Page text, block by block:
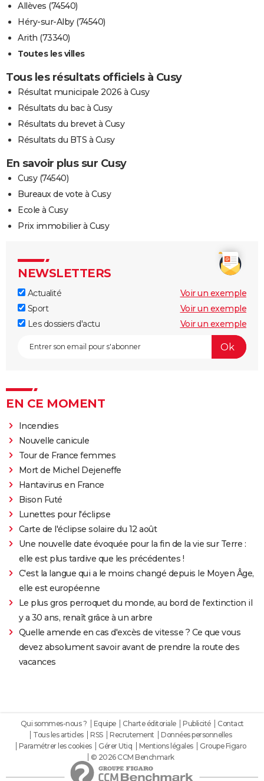
Allèves (74540)
Héry-sur-Alby (74540)
Arith (73340)
Toutes les villes
Tous les résultats officiels à Cusy
Résultat municipale 2026 à Cusy
Résultats du bac à Cusy
Résultats du brevet à Cusy
Résultats du BTS à Cusy
En savoir plus sur Cusy
Cusy (74540)
Bureaux de vote à Cusy
Ecole à Cusy
Prix immobilier à Cusy
NEWSLETTERS
Actualité
Voir un exemple
Sport
Voir un exemple
Les dossiers d'actu
Voir un exemple
EN CE MOMENT
Incendies
Nouvelle canicule
Tour de France femmes
Mort de Michel Dejeneffe
Hantavirus en France
Bison Futé
Lunettes pour l'éclipse
Carte de l'éclipse solaire du 12 août
Une nouvelle date évoquée pour la fin de la vie sur Terre :
elle est plus tardive que les précédentes !
C'est la langue qui a le moins changé depuis le Moyen Âge,
elle est européenne
Le plus gros perroquet du monde, au bord de l'extinction il
y a 30 ans, renaît grâce à un arbre
Quelle amende en cas d'excès de vitesse ? Ce que vous
devez absolument savoir avant de prendre la route des
vacances
Qui sommes-nous ? Equipe Charte éditoriale Publicité
Contact
Tous les articles
RSS Recrutement
Données personnelles
Paramétrer les cookies
Gérer Utiq Mentions légales
Groupe Figaro
© 2026 CCM Benchmark